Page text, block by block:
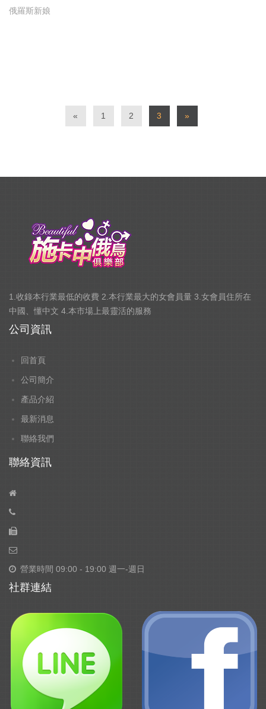
俄羅斯新娘
« 1 2 3 »
1.收錄本行業最低的收費 2.本行業最大的女會員量 3.女會員住所在
中國、懂中文 4.本市場上最靈活的服務
公司資訊
回首頁
公司簡介
產品介紹
最新消息
聯絡我們
聯絡資訊
營業時間 09:00 - 19:00 週一-週日
社群連結